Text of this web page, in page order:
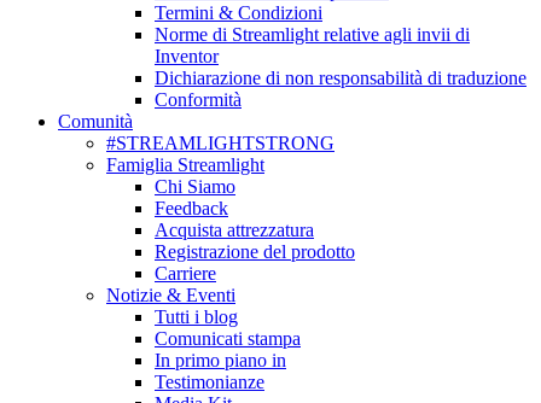
Termini & Condizioni
Norme di Streamlight relative agli invii di
Inventor
Dichiarazione di non responsabilità di traduzione
Conformità
Comunità
#STREAMLIGHTSTRONG
Famiglia Streamlight
Chi Siamo
Feedback
Acquista attrezzatura
Registrazione del prodotto
Carriere
Notizie & Eventi
Tutti i blog
Comunicati stampa
In primo piano in
Testimonianze